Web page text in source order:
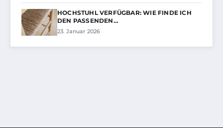
HOCHSTUHL VERFÜGBAR: WIE FINDE ICH
DEN PASSENDEN…
23. Januar 2026